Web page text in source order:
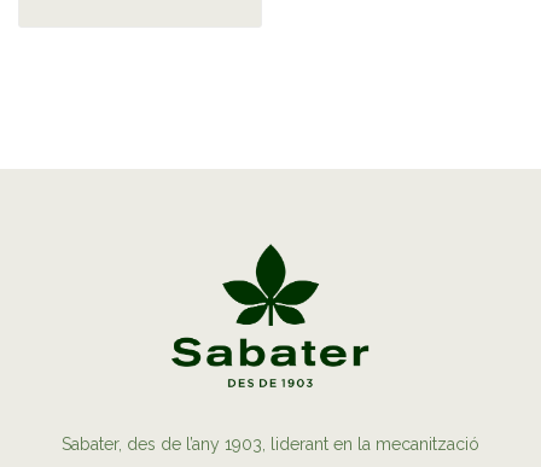
Sabater, des de l’any 1903, liderant en la mecanització